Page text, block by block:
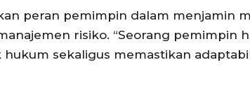
peran pemimpin dalam menjamin
risiko. “Seorang pemimpin
sekaligus memastikan